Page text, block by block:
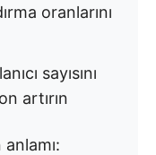
oranlarını
sayısını
artırın